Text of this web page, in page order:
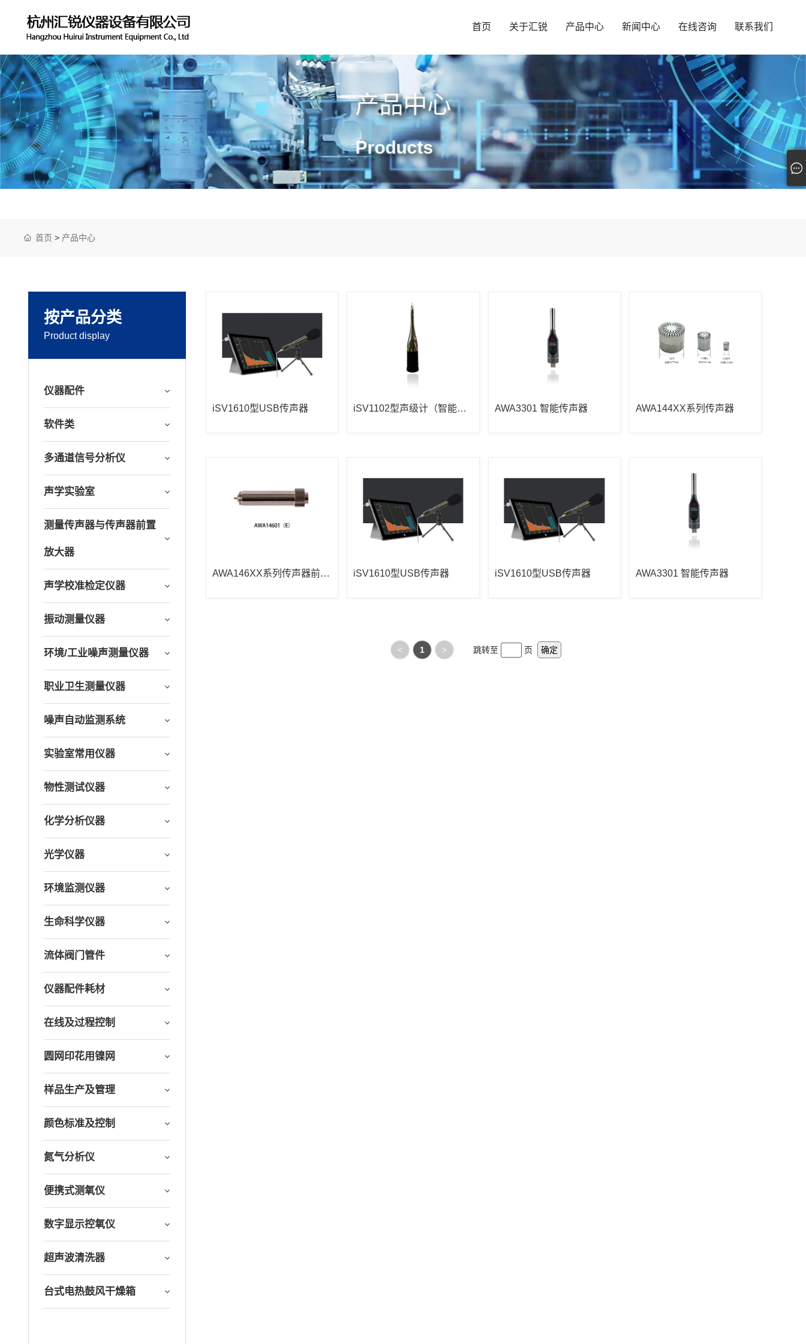
首页 关于汇锐 产品中心 新闻中心 在线咨询 联系我们
产品中心
Products
首页 > 产品中心
按产品分类
Product display
仪器配件
软件类
多通道信号分析仪
声学实验室
测量传声器与传声器前置
放大器
声学校准检定仪器
振动测量仪器
环境/工业噪声测量仪器
职业卫生测量仪器
噪声自动监测系统
实验室常用仪器
物性测试仪器
化学分析仪器
光学仪器
环境监测仪器
生命科学仪器
流体阀门管件
仪器配件耗材
在线及过程控制
圆网印花用镍网
样品生产及管理
颜色标准及控制
氮气分析仪
便携式测氧仪
数字显示控氧仪
超声波清洗器
台式电热鼓风干燥箱
iSV1610型USB传声器
iSV1102型声级计（智能传
AWA3301 智能传声器 AWA144XX系列传声器
AWA146XX系列传声器前置
iSV1610型USB传声器 iSV1610型USB传声器 AWA3301 智能传声器
< 1 > 跳转至 页 确定